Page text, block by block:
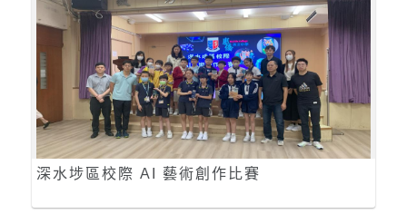
深水埗區校際 AI 藝術創作比賽